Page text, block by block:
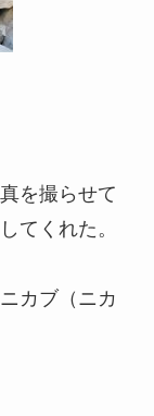
を撮らせて
てくれた。
カブ（ニカ